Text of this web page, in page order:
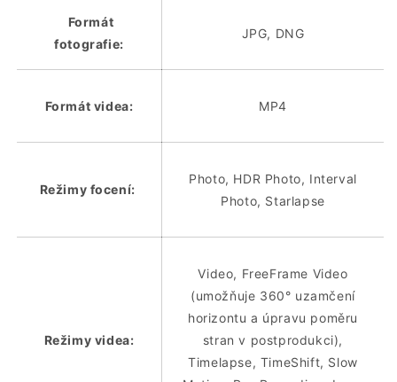
Formát
fotografie:
JPG, DNG
Formát videa: MP4
Režimy focení:
Photo, HDR Photo, Interval
Photo, Starlapse
Režimy videa:
Video, FreeFrame Video
(umožňuje 360° uzamčení
horizontu a úpravu poměru
stran v postprodukci),
Timelapse, TimeShift, Slow